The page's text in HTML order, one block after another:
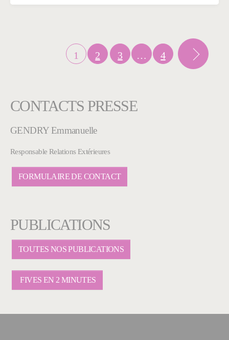
1 2 3 … 4
CONTACTS PRESSE
GENDRY Emmanuelle
Responsable Relations Extérieures
FORMULAIRE DE CONTACT
PUBLICATIONS
TOUTES NOS PUBLICATIONS
FIVES EN 2 MINUTES